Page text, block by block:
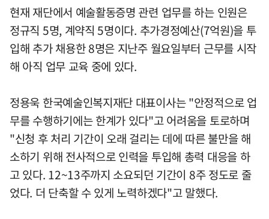
현재 재단에서 예술활동증명 관련 업무를 하는 인원은
정규직 5명, 계약직 5명이다. 추가경정예산(7억원)을 투
입해 추가 채용한 8명은 지난주 월요일부터 근무를 시작
해 아직 업무 교육 중에 있다.
정용욱 한국예술인복지재단 대표이사는 "안정적으로 업
무를 수행하기에는 한계가 있다"고 어려움을 토로하며
"신청 후 처리 기간이 오래 걸리는 데에 따른 불만을 해
소하기 위해 전사적으로 인력을 투입해 총력 대응을 하
고 있다. 12~13주까지 소요되던 기간이 8주 정도로 줄
었다. 더 단축할 수 있게 노력하겠다"고 말했다.